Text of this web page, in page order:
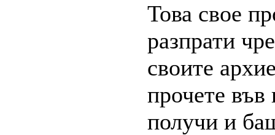
Това свое
разпрати
своите
прочете във
получи и